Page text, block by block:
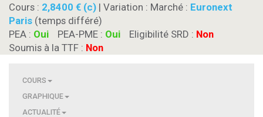
Cours : 2,8400 € (c) | Variation : Marché : Euronext
Paris (temps différé)
PEA : Oui PEA-PME : Oui Eligibilité SRD : Non
Soumis à la TTF : Non
COURS
GRAPHIQUE
ACTUALITÉ